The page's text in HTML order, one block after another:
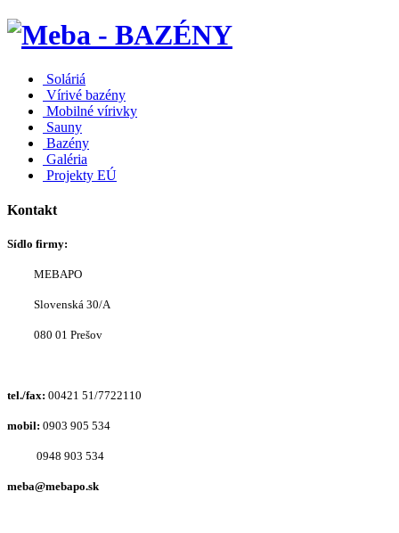
Soláriá
Vírivé bazény
Mobilné vírivky
Sauny
Bazény
Galéria
Projekty EÚ
Kontakt
Sídlo firmy:
MEBAPO
Slovenská 30/A
080 01 Prešov
tel./fax: 00421 51/7722110
mobil: 0903 905 534
0948 903 534
meba@mebapo.sk